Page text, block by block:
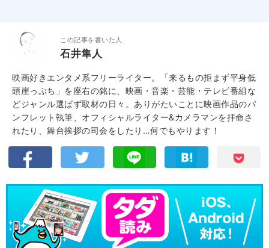
この記事を書いた人
石井隼人
映画好きエンタメ系フリーライター。「来るもの拒まず平身低
頭崖っぷち」を座右の銘に、映画・音楽・芸能・テレビ番組な
どジャンル選ばず取材の日々。ありがたいことに映画作品のパ
ンフレット執筆、オフィシャルライター&カメラマンを拝命さ
れたり、舞台挨拶の司会をしたり…何でもやります！